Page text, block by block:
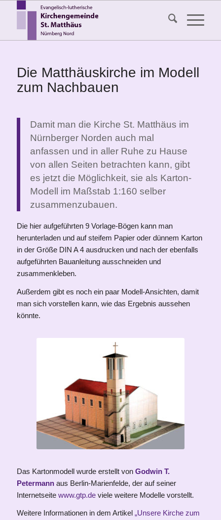
Die Matthäuskirche im Modell
zum Nachbauen
Damit man die Kirche St. Matthäus im
Nürnberger Norden auch mal
anfassen und in aller Ruhe zu Hause
von allen Seiten betrachten kann, gibt
es jetzt die Möglichkeit, sie als Karton-
Modell im Maßstab 1:160 selber
zusammenzubauen.
Die hier aufgeführten 9 Vorlage-Bögen kann man
herunterladen und auf steifem Papier oder dünnem Karton
in der Größe DIN A 4 ausdrucken und nach der ebenfalls
aufgeführten Bauanleitung ausschneiden und
zusammenkleben.
Außerdem gibt es noch ein paar Modell-Ansichten, damit
man sich vorstellen kann, wie das Ergebnis aussehen
könnte.
Das Kartonmodell wurde erstellt von Godwin T.
Petermannaus Berlin-Marienfelde, der auf seiner
Internetseite www.gtp.deviele weitere Modelle vorstellt.
Weitere Informationen in dem Artikel „Unsere Kirche zum